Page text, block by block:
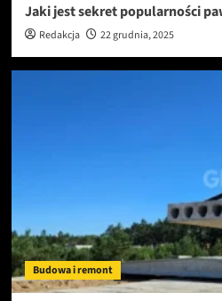
Jaki jest sekret popularności
Redakcja 22 grudnia, 2025
Budowa i remont